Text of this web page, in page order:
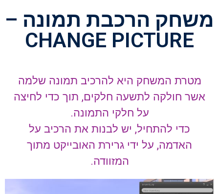
משחק הרכבת תמונה –
CHANGE PICTURE
מטרת המשחק היא להרכיב תמונה שלמה
אשר חולקה לתשעה חלקים, תוך כדי לחיצה
על חלקי התמונה.
כדי להתחיל, יש לבנות את הרכיב על
האדמה, על ידי גרירת האובייקט מתוך
המזוודה.